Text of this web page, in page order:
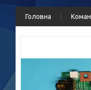
Головна